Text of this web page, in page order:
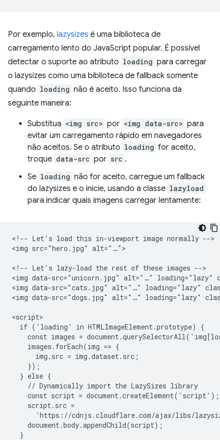
Por exemplo, lazysizes é uma biblioteca de
carregamento lento do JavaScript popular. É possível
detectar o suporte ao atributo loading para carregar
o lazysizes como uma biblioteca de fallback somente
quando loading não é aceito. Isso funciona da
seguinte maneira:
Substitua <img src> por <img data-src> para
evitar um carregamento rápido em navegadores
não aceitos. Se o atributo loading for aceito,
troque data-src por src .
Se loading não for aceito, carregue um fallback
do lazysizes e o inicie, usando a classe lazyload
para indicar quais imagens carregar lentamente:
<!-- Let's load this in-viewport image normally -->
<img src="hero.jpg" alt="…">
<!-- Let's lazy-load the rest of these images -->
<img data-src="unicorn.jpg" alt="…" loading="lazy"
<img data-src="cats.jpg" alt="…" loading="lazy"
<img data-src="dogs.jpg" alt="…" loading="lazy"
<script>
  if ('loading' in HTMLImageElement.prototype) {
const images =
    images.forEach(img => {
      img.src = img.dataset.src;
    });
  } else {
    // Dynamically import the LazySizes library
    const script = document.createElement('script');
    script.src =
'https://cdnjs.cloudflare.com/ajax/libs/
    document.body.appendChild(script);
  }